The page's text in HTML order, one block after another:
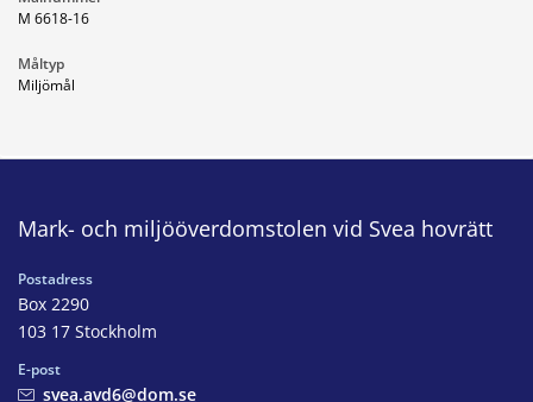
M 6618-16
Måltyp
Miljömål
Mark- och miljööverdomstolen vid Svea hovrätt
Postadress
Box 2290
103 17 Stockholm
E-post
svea.avd6@dom.se